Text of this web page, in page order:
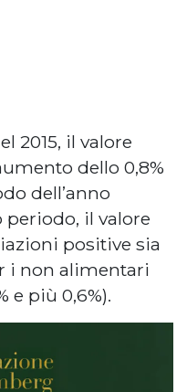
2015, il valore
dello 0,8%
dell’anno
periodo, il valore
positive sia
i non alimentari
e più 0,6%).